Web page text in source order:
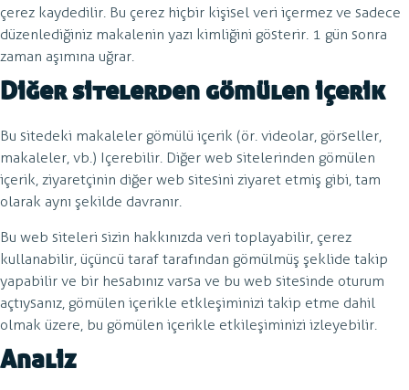
çerez kaydedilir. Bu çerez hiçbir kişisel veri içermez ve sadece
düzenlediğiniz makalenin yazı kimliğini gösterir. 1 gün sonra
zaman aşımına uğrar.
Diğer sitelerden gömülen içerik
Bu sitedeki makaleler gömülü içerik (ör. videolar, görseller,
makaleler, vb.) Içerebilir. Diğer web sitelerinden gömülen
içerik, ziyaretçinin diğer web sitesini ziyaret etmiş gibi, tam
olarak aynı şekilde davranır.
Bu web siteleri sizin hakkınızda veri toplayabilir, çerez
kullanabilir, üçüncü taraf tarafından gömülmüş şeklide takip
yapabilir ve bir hesabınız varsa ve bu web sitesinde oturum
açtıysanız, gömülen içerikle etkleşiminizi takip etme dahil
olmak üzere, bu gömülen içerikle etkileşiminizi izleyebilir.
Analiz